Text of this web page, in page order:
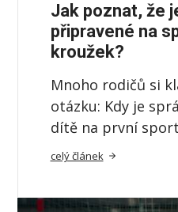
Jak poznat, že
připravené na
kroužek?
Mnoho rodičů si
otázku: Kdy je
dítě na první
celý článek